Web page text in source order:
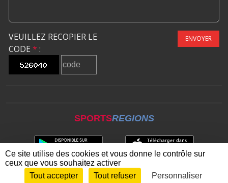
VEUILLEZ RECOPIER LE
CODE * :
ENVOYER
SPORTSREGIONS
Envie de participer ? CONNEXION
Ce site utilise des cookies et vous donne le contrôle sur
ceux que vous souhaitez activer
Tout accepter
Tout refuser Personnaliser